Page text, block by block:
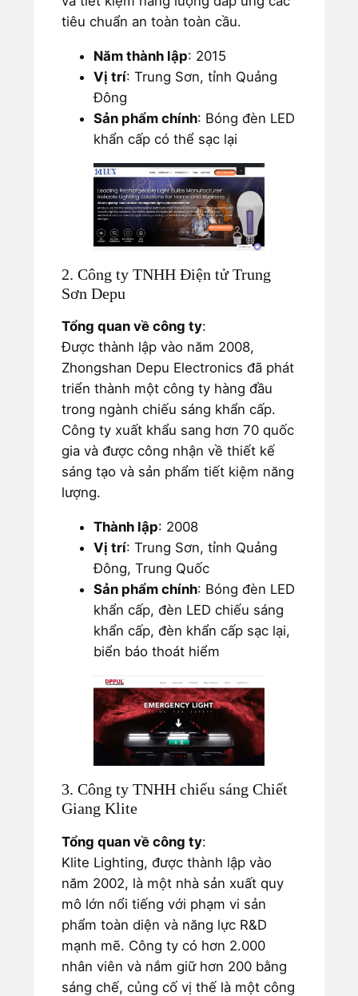
tiêu chuẩn an toàn toàn cầu.
Năm thành lập: 2015
Vị trí: Trung Sơn, tỉnh Quảng
Đông
Sản phẩm chính: Bóng đèn LED
khẩn cấp có thể sạc lại
2. Công ty TNHH Điện tử Trung
Sơn Depu
Tổng quan về công ty:
Được thành lập vào năm 2008,
Zhongshan Depu Electronics đã phát
triển thành một công ty hàng đầu
trong ngành chiếu sáng khẩn cấp.
Công ty xuất khẩu sang hơn 70 quốc
gia và được công nhận về thiết kế
sáng tạo và sản phẩm tiết kiệm năng
lượng.
Thành lập: 2008
Vị trí: Trung Sơn, tỉnh Quảng
Đông, Trung Quốc
Sản phẩm chính: Bóng đèn LED
khẩn cấp, đèn LED chiếu sáng
khẩn cấp, đèn khẩn cấp sạc lại,
biển báo thoát hiểm
3. Công ty TNHH chiếu sáng Chiết
Giang Klite
Tổng quan về công ty:
Klite Lighting, được thành lập vào
năm 2002, là một nhà sản xuất quy
mô lớn nổi tiếng với phạm vi sản
phẩm toàn diện và năng lực R&D
mạnh mẽ. Công ty có hơn 2.000
nhân viên và nắm giữ hơn 200 bằng
sáng chế, củng cố vị thế là một công